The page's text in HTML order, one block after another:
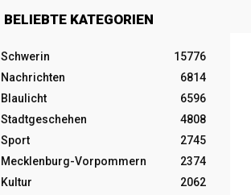
BELIEBTE KATEGORIEN
Schwerin
15776
Nachrichten
6814
Blaulicht
6596
Stadtgeschehen
4808
Sport
2745
Mecklenburg-Vorpommern
2374
Kultur
2062